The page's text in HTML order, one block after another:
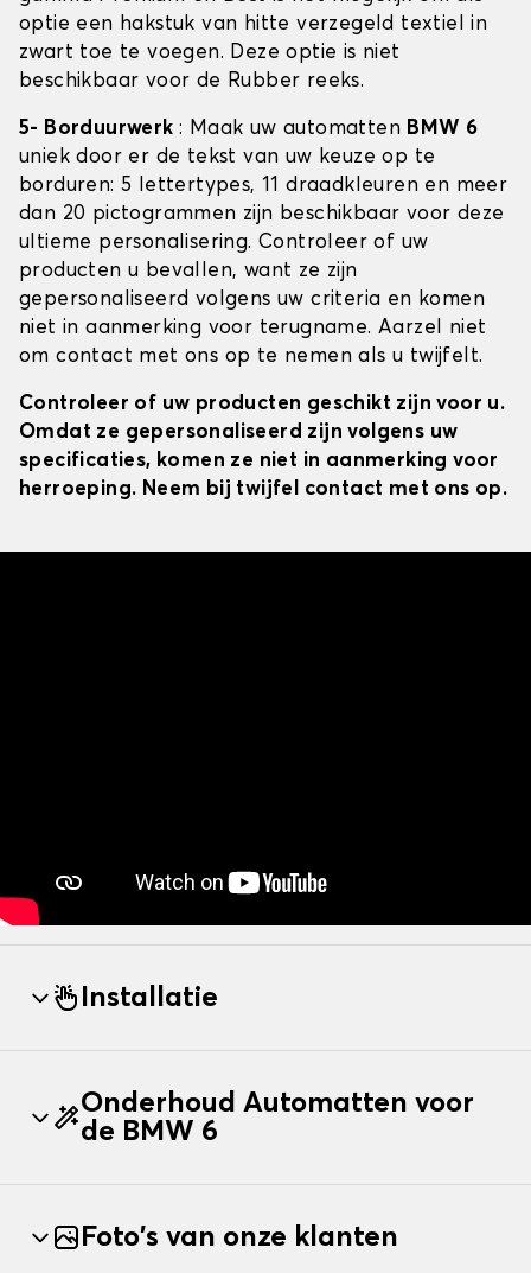
optie een hakstuk van hitte verzegeld textiel in
zwart toe te voegen. Deze optie is niet
beschikbaar voor de Rubber reeks.
5- Borduurwerk : Maak uw automatten BMW 6
uniek door er de tekst van uw keuze op te
borduren: 5 lettertypes, 11 draadkleuren en meer
dan 20 pictogrammen zijn beschikbaar voor deze
ultieme personalisering. Controleer of uw
producten u bevallen, want ze zijn
gepersonaliseerd volgens uw criteria en komen
niet in aanmerking voor terugname. Aarzel niet
om contact met ons op te nemen als u twijfelt.
Controleer of uw producten geschikt zijn voor u.
Omdat ze gepersonaliseerd zijn volgens uw
specificaties, komen ze niet in aanmerking voor
herroeping. Neem bij twijfel contact met ons op.
Installatie
Onderhoud Automatten voor
de BMW 6
Foto's van onze klanten